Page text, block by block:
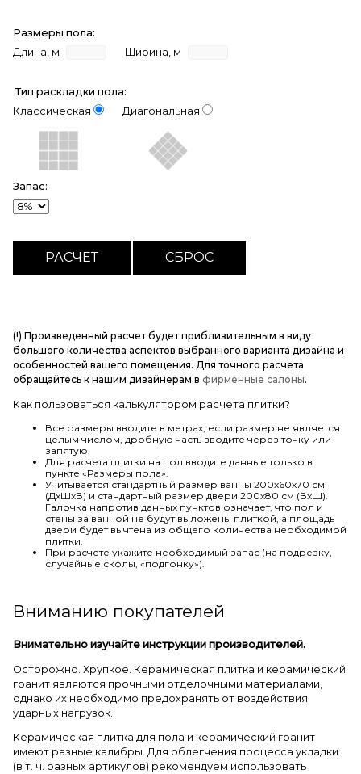
Размеры пола:
Длина, м
Ширина, м
Тип раскладки пола:
Классическая
Диагональная
Запас:
(!) Произведенный расчет будет приблизительным в виду
большого количества аспектов выбранного варианта дизайна и
особенностей вашего помещения. Для точного расчета
обращайтесь к нашим дизайнерам в фирменные салоны.
Как пользоваться калькулятором расчета плитки?
Все размеры вводите в метрах, если размер не является
целым числом, дробную часть вводите через точку или
запятую.
Для расчета плитки на пол вводите данные только в
пункте «Размеры пола».
Учитывается стандартный размер ванны 200х60х70 см
(ДхШхВ) и стандартный размер двери 200х80 см (ВхШ).
Галочка напротив данных пунктов означает, что пол и
стены за ванной не будут выложены плиткой, а площадь
двери будет вычтена из общего количества необходимой
плитки.
При расчете укажите необходимый запас (на подрезку,
случайные сколы, «подгонку»).
Вниманию покупателей
Внимательно изучайте инструкции производителей.
Осторожно. Хрупкое. Керамическая плитка и керамический
гранит являются прочными отделочными материалами,
однако их необходимо предохранять от воздействия
ударных нагрузок.
Керамическая плитка для пола и керамический гранит
имеют разные калибры. Для облегчения процесса укладки
(в т. ч. разных артикулов) рекомендуем использовать